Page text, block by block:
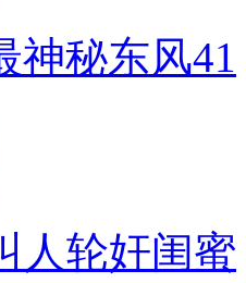
神秘东风41
人轮奸闺蜜